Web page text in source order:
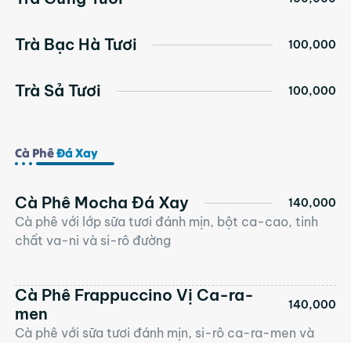
Trà Bạc Hà Tươi 100,000
Trà Sả Tươi 100,000
Cà PhêĐá Xay
Cà Phê Mocha Đá Xay 140,000
Cà phê với lớp sữa tươi đánh mịn, bột ca-cao, tinh
chất va-ni và si-rô đường
Cà Phê Frappuccino Vị Ca-ra-
men
140,000
Cà phê với sữa tươi đánh mịn, si-rô ca-ra-men và